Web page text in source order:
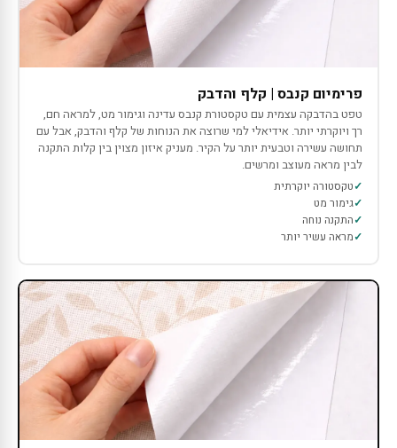
פרימיום קנבס | קלף והדבק
טפט בהדבקה עצמית עם טקסטורת קנבס עדינה וגימור מט, למראה חם,
רך ויוקרתי יותר. אידיאלי למי שרוצה את הנוחות של קלף והדבק, אבל עם
תחושה עשירה וטבעית יותר על הקיר. מעניק איזון מצוין בין קלות התקנה
לבין מראה מעוצב ומרשים.
טקסטורה יוקרתית
גימור מט
התקנה נוחה
מראה עשיר יותר